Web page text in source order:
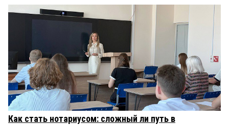
Как стать нотариусом: сложный ли путь в